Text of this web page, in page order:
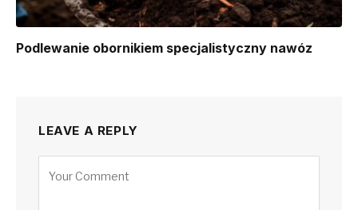
Podlewanie obornikiem specjalistyczny nawóz
LEAVE A REPLY